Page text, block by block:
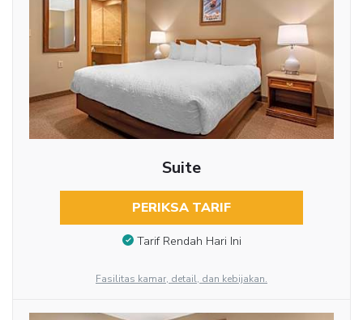
Suite
PERIKSA TARIF
Tarif Rendah Hari Ini
Fasilitas kamar, detail, dan kebijakan.